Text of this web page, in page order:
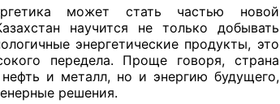
может стать частью новой
научится не только добывать
энергетические продукты, это
передела. Проще говоря, страна
и металл, но и энергию будущего,
решения.